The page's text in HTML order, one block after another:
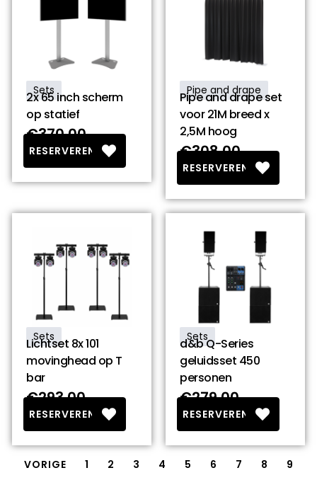
Sets
2x 65 inch scherm
op statief
€370.00
RESERVEREN
Pipe and drape
Pipe and drape set
voor 21M breed x
2,5M hoog
€308.00
RESERVEREN
Sets
Lichtset 8x 101
movinghead op T
bar
€293.00
RESERVEREN
Sets
d&b Q-Series
geluidsset 450
personen
€279.00
RESERVEREN
VORIGE 1 2 3 4 5 6 7 8
9